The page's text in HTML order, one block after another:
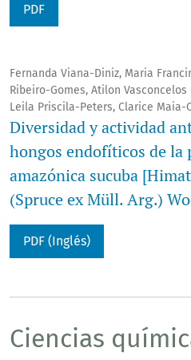
PDF
Fernanda Viana-Diniz, Maria
Ribeiro-Gomes, Atilon
Leila Priscila-Peters, Clarice Maia-
Diversidad y actividad
hongos endofíticos de la
amazónica sucuba
(Spruce ex Müll. Arg.)
PDF (Inglés)
Ciencias